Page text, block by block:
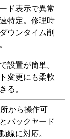
ド表示で異常
特定。修理時
ウンタイム削
設置が簡単。
変更にも柔軟
る。
から操作可
バックヤード
線に対応。